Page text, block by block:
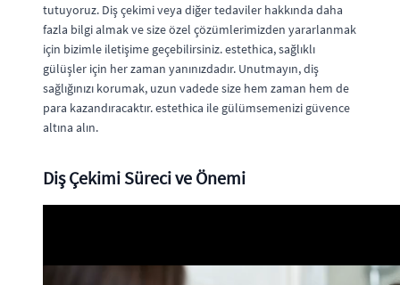
tutuyoruz. Diş çekimi veya diğer tedaviler hakkında daha
fazla bilgi almak ve size özel çözümlerimizden yararlanmak
için bizimle iletişime geçebilirsiniz. estethica, sağlıklı
gülüşler için her zaman yanınızdadır. Unutmayın, diş
sağlığınızı korumak, uzun vadede size hem zaman hem de
para kazandıracaktır. estethica ile gülümsemenizi güvence
altına alın.
Diş Çekimi Süreci ve Önemi